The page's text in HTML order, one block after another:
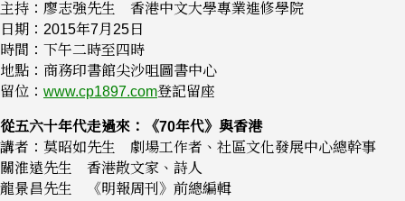
主持：廖志強先生 香港中文大學專業進修學院
日期：2015年7月25日
時間：下午二時至四時
地點：商務印書館尖沙咀圖書中心
留位： www.cp1897.com登記留座
從五六十年代走過來：《70年代》與香港
講者：莫昭如先生 劇場工作者、社區文化發展中心總幹事
關淮遠先生 香港散文家、詩人
龍景昌先生 《明報周刊》前總編輯